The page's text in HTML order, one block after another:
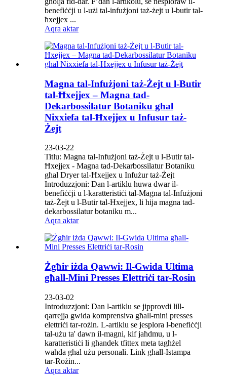
benefiċċji u l-użi tal-infużjoni taż-żejt u l-butir tal-
ħxejjex ...
Aqra aktar
Magna tal-Infużjoni taż-Żejt u l-Butir
tal-Ħxejjex – Magna tad-
Dekarbossilatur Botaniku għal
Nixxiefa tal-Ħxejjex u Infusur taż-
Żejt
23-03-22
Titlu: Magna tal-Infużjoni taż-Żejt u l-Butir tal-
Ħxejjex - Magna tad-Dekarbossilatur Botaniku
għal Dryer tal-Ħxejjex u Infużur taż-Żejt
Introduzzjoni: Dan l-artiklu huwa dwar il-
benefiċċji u l-karatteristiċi tal-Magna tal-Infużjoni
taż-Żejt u l-Butir tal-Ħxejjex, li hija magna tad-
dekarbossilatur botaniku m...
Aqra aktar
Żgħir iżda Qawwi: Il-Gwida Ultima
għall-Mini Presses Elettriċi tar-Rosin
23-03-02
Introduzzjoni: Dan l-artiklu se jipprovdi lill-
qarrejja gwida komprensiva għall-mini presses
elettriċi tar-rożin. L-artiklu se jesplora l-benefiċċji
tal-użu ta' dawn il-magni, kif jaħdmu, u l-
karatteristiċi li għandek tfittex meta tagħżel
waħda għal użu personali. Link għall-Istampa
tar-Rożin...
Aqra aktar